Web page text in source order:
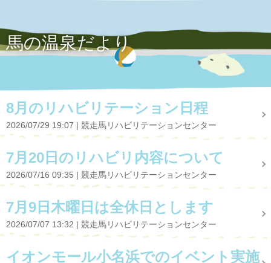
馬の温泉だより
8月のリハビリテーション日程
2026/07/29 19:07 競走馬リハビリテーションセンター
7月20日のリハビリ内容について
2026/07/16 09:35 競走馬リハビリテーションセンター
7月9日木曜日は全休日とします
2026/07/07 13:32 競走馬リハビリテーションセンター
イオンモール小名浜でのイベント実施